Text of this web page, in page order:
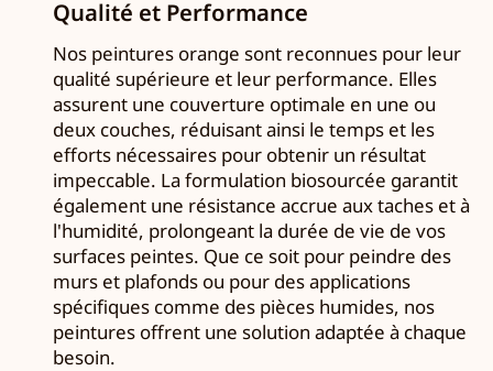
Qualité et Performance
Nos peintures orange sont reconnues pour leur
qualité supérieure et leur performance. Elles
assurent une couverture optimale en une ou
deux couches, réduisant ainsi le temps et les
efforts nécessaires pour obtenir un résultat
impeccable. La formulation biosourcée garantit
également une résistance accrue aux taches et à
l'humidité, prolongeant la durée de vie de vos
surfaces peintes. Que ce soit pour peindre des
murs et plafonds ou pour des applications
spécifiques comme des pièces humides, nos
peintures offrent une solution adaptée à chaque
besoin.